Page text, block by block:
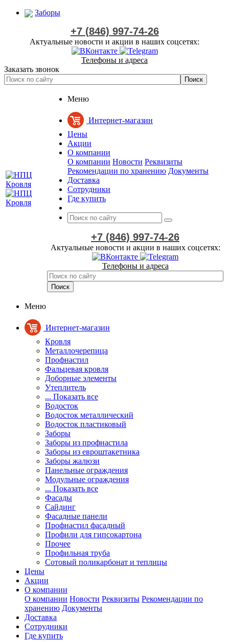
Заборы
+7 (846) 997-74-26
Актуальные новости и акции в наших соцсетях:
Телефоны и адреса
Заказать звонок
Меню
Интернет-магазин
Цены
Акции
О компании
О компании Новости Реквизиты
Рекомендации по хранению Документы
Доставка
Сотрудники
Где купить
+7 (846) 997-74-26
Актуальные новости и акции в наших соцсетях:
Телефоны и адреса
Меню
Интернет-магазин
Кровля
Металлочерепица
Профнастил
Фальцевая кровля
Доборные элементы
Утеплитель
... Показать все
Водосток
Водосток металлический
Водосток пластиковый
Заборы
Заборы из профнастила
Заборы из евроштакетника
Заборы жалюзи
Панельные ограждения
Модульные ограждения
... Показать все
Фасады
Сайдинг
Фасадные панели
Профнастил фасадный
Профили для гипсокартона
Прочее
Профильная труба
Сотовый поликарбонат и теплицы
Цены
Акции
О компании
О компании Новости Реквизиты Рекомендации по
хранению Документы
Доставка
Сотрудники
Где купить